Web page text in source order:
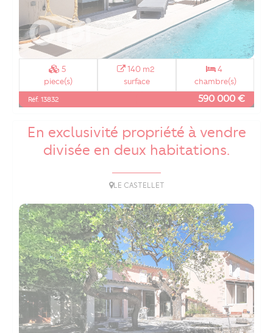
5
piece(s)
140 m2
surface
4
chambre(s)
Réf. 13832 590 000 €
En exclusivité propriété à vendre
divisée en deux habitations.
LE CASTELLET